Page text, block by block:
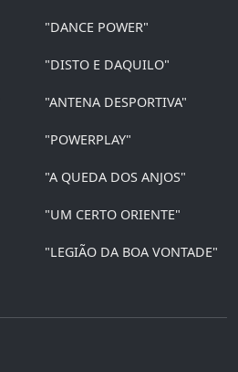
"DANCE POWER"
"DISTO E DAQUILO"
"ANTENA DESPORTIVA"
"POWERPLAY"
"A QUEDA DOS ANJOS"
"UM CERTO ORIENTE"
"LEGIÃO DA BOA VONTADE"